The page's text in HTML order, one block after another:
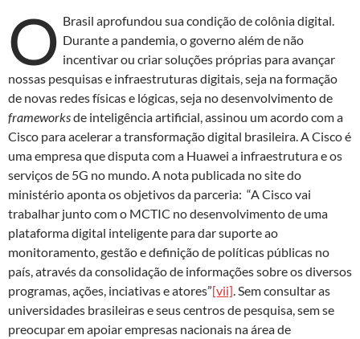
O Brasil aprofundou sua condição de colônia digital.
Durante a pandemia, o governo além de não
incentivar ou criar soluções próprias para avançar
nossas pesquisas e infraestruturas digitais, seja na formação
de novas redes físicas e lógicas, seja no desenvolvimento de
frameworksde inteligência artificial, assinou um acordo com a
Cisco para acelerar a transformação digital brasileira. A Cisco é
uma empresa que disputa com a Huawei a infraestrutura e os
serviços de 5G no mundo. A nota publicada no site do
ministério aponta os objetivos da parceria: “A Cisco vai
trabalhar junto com o MCTIC no desenvolvimento de uma
plataforma digital inteligente para dar suporte ao
monitoramento, gestão e definição de políticas públicas no
país, através da consolidação de informações sobre os diversos
programas, ações, inciativas e atores”[vii]. Sem consultar as
universidades brasileiras e seus centros de pesquisa, sem se
preocupar em apoiar empresas nacionais na área de